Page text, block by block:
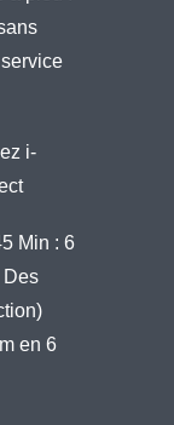
i-
Min : 6
Des
en 6